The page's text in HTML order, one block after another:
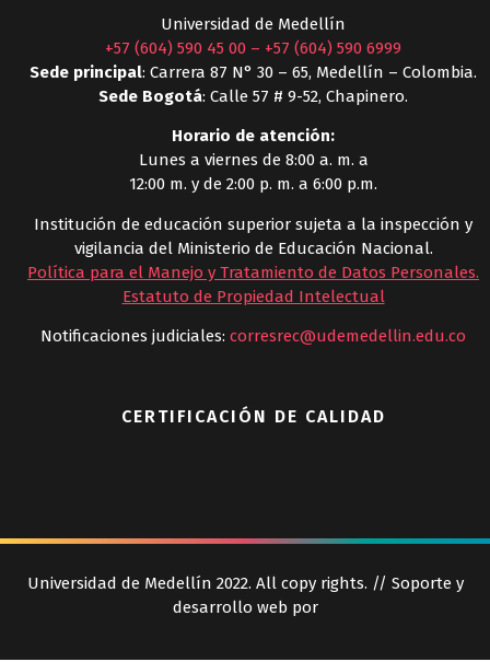
Universidad de Medellín
+57 (604) 590 45 00 – +57 (604) 590 6999
Sede principal: Carrera 87 N° 30 – 65, Medellín – Colombia.
Sede Bogotá: Calle 57 # 9-52, Chapinero.
Horario de atención:
Lunes a viernes de 8:00 a. m. a
12:00 m. y de 2:00 p. m. a 6:00 p.m.
Institución de educación superior sujeta a la inspección y
vigilancia del Ministerio de Educación Nacional.
Política para el Manejo y Tratamiento de Datos Personales.
Estatuto de Propiedad Intelectual
Notificaciones judiciales: corresrec@udemedellin.edu.co
CERTIFICACIÓN DE CALIDAD
Universidad de Medellín 2022. All copy rights. // Soporte y
desarrollo web por